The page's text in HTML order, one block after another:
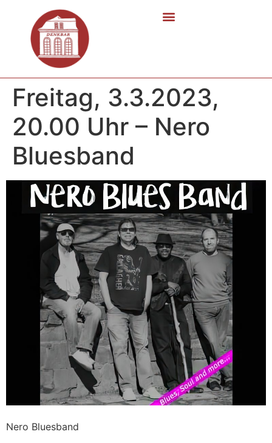
Freitag, 3.3.2023,
20.00 Uhr – Nero
Bluesband
Nero Bluesband